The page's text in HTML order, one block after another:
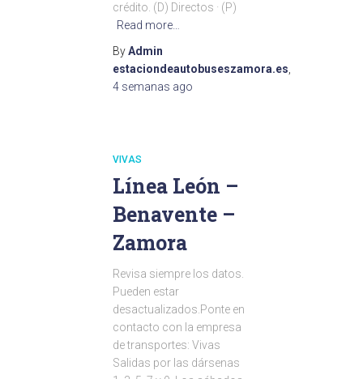
crédito. (D) Directos · (P)
Read more…
ByAdmin
estaciondeautobuseszamora.es
4 semanas ago
VIVAS
Línea León –
Benavente –
Zamora
Revisa siempre los datos.
Pueden estar
desactualizados.Ponte en
contacto con la empresa
de transportes: Vivas
Salidas por las dársenas